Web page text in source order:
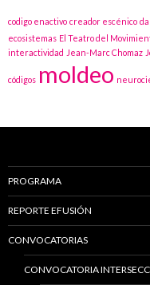
codigo enactivo creador escénico
ecosistemas El Teatro del
interactividad Jean-Marc Chomaz
códigos moldeo
PROGRAMA
REPORTE EFUSIÓN
CONVOCATORIAS
CONVOCATORIA